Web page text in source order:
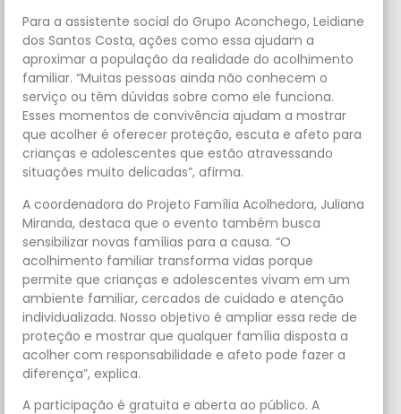
Para a assistente social do Grupo Aconchego, Leidiane
dos Santos Costa, ações como essa ajudam a
aproximar a população da realidade do acolhimento
familiar. “Muitas pessoas ainda não conhecem o
serviço ou têm dúvidas sobre como ele funciona.
Esses momentos de convivência ajudam a mostrar
que acolher é oferecer proteção, escuta e afeto para
crianças e adolescentes que estão atravessando
situações muito delicadas”, afirma.
A coordenadora do Projeto Família Acolhedora, Juliana
Miranda, destaca que o evento também busca
sensibilizar novas famílias para a causa. “O
acolhimento familiar transforma vidas porque
permite que crianças e adolescentes vivam em um
ambiente familiar, cercados de cuidado e atenção
individualizada. Nosso objetivo é ampliar essa rede de
proteção e mostrar que qualquer família disposta a
acolher com responsabilidade e afeto pode fazer a
diferença”, explica.
A participação é gratuita e aberta ao público. A